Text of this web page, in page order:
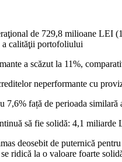
de 729,8 milioane LEI
a calităţii portofoliului
a scăzut la 11%,
neperformante cu
7,6% față de perioada similară
să fie solidă: 4,1
deosebit de puternică
ridică la o valoare foarte